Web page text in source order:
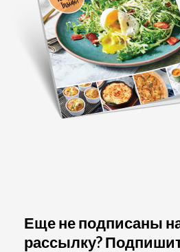
Еще не подписаны
рассылку?